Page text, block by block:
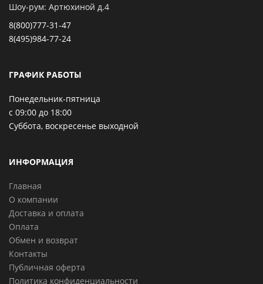
Шоу-рум: Артюхиной д.4
8(800)777-31-47
8(495)984-77-24
ГРАФИК РАБОТЫ
Понедельник-пятница
с 09:00 до 18:00
Суббота, воскресенье выходной
ИНФОРМАЦИЯ
Главная
О компании
Доставка и оплата
Оплата
Обмен и возврат
Контакты
Публичная оферта
Политика конфиденциальности